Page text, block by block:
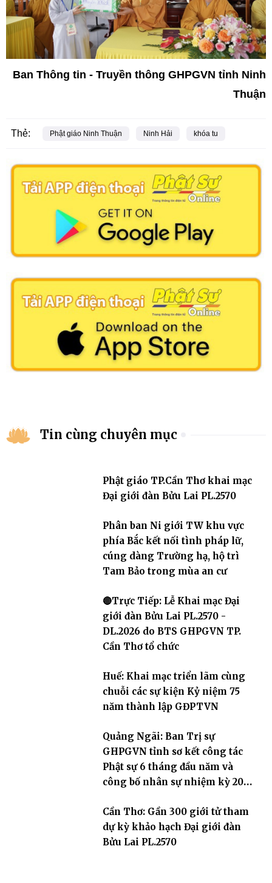
Ban Thông tin - Truyền thông GHPGVN tỉnh Ninh
Thuận
Thẻ: Phật giáo Ninh Thuận Ninh Hải khóa tu
Tin cùng chuyên mục
Phật giáo TP.Cần Thơ khai mạc
Đại giới đàn Bửu Lai PL.2570
Phân ban Ni giới TW khu vực
phía Bắc kết nối tình pháp lữ,
cúng dàng Trường hạ, hộ trì
Tam Bảo trong mùa an cư
🔴Trực Tiếp: Lễ Khai mạc Đại
giới đàn Bửu Lai PL.2570 -
DL.2026 do BTS GHPGVN TP.
Cần Thơ tổ chức
Huế: Khai mạc triển lãm cùng
chuỗi các sự kiện Kỷ niệm 75
năm thành lập GĐPTVN
Quảng Ngãi: Ban Trị sự
GHPGVN tỉnh sơ kết công tác
Phật sự 6 tháng đầu năm và
công bố nhân sự nhiệm kỳ 2026
Cần Thơ: Gần 300 giới tử tham
dự kỳ khảo hạch Đại giới đàn
Bửu Lai PL.2570